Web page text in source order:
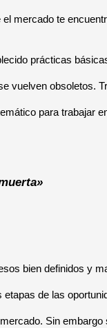
mercado te
prácticas
vuelven obsoletos.
para trabajar
bien definidos y
de las
Sin